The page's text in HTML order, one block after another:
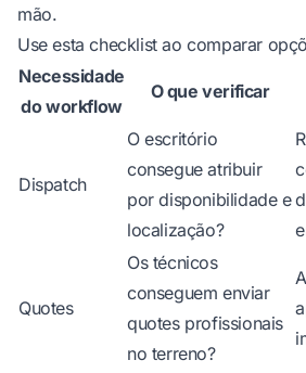
mão.
Use esta checklist ao comparar
Necessidade
do workflow
O que verificar
Dispatch
O escritório
consegue atribuir
por disponibilidade e
localização?
Quotes
Os técnicos
conseguem enviar
quotes profissionais
no terreno?